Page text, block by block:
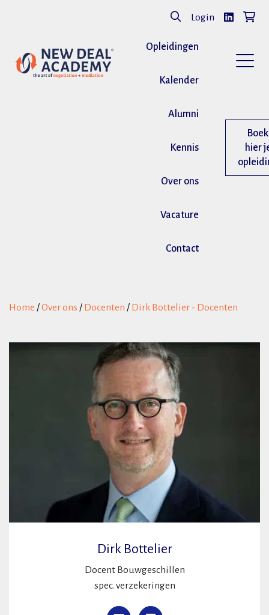
Login
Opleidingen
Kalender
Alumni
Kennis
Over ons
Vacature
Contact
Boek
hier
Home /Over ons / Docenten / Dirk Bottelier - Docenten
Dirk Bottelier
Docent Bouwgeschillen
spec. verzekeringen